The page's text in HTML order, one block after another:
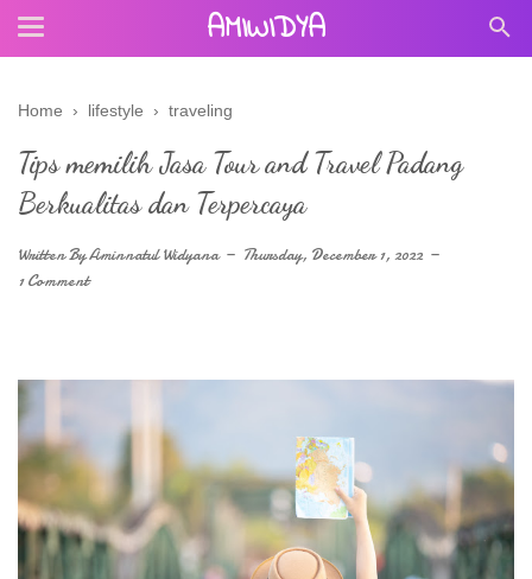
AMIWIDYA
Home › lifestyle › traveling
Tips memilih Jasa Tour and Travel Padang
Berkualitas dan Terpercaya
Written ByAminnatul Widyana
Thursday, December 1, 2022
1 Comment